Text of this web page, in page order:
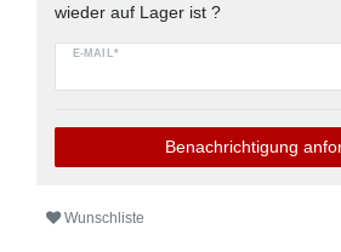
wieder auf Lager ist ?
E-MAIL*
Benachrichtigung
Wunschliste